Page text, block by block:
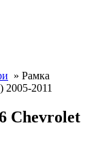
» Рамка
2005-2011
Chevrolet